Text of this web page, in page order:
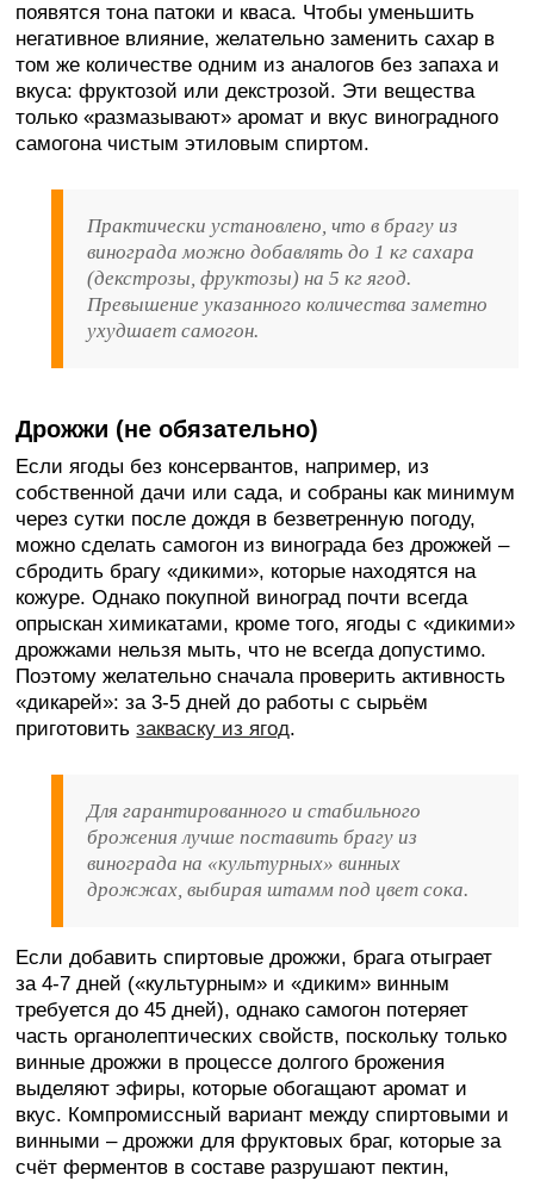
появятся тона патоки и кваса. Чтобы уменьшить
негативное влияние, желательно заменить сахар в
том же количестве одним из аналогов без запаха и
вкуса: фруктозой или декстрозой. Эти вещества
только «размазывают» аромат и вкус виноградного
самогона чистым этиловым спиртом.
Практически установлено, что в брагу из
винограда можно добавлять до 1 кг сахара
(декстрозы, фруктозы) на 5 кг ягод.
Превышение указанного количества заметно
ухудшает самогон.
Дрожжи (не обязательно)
Если ягоды без консервантов, например, из
собственной дачи или сада, и собраны как минимум
через сутки после дождя в безветренную погоду,
можно сделать самогон из винограда без дрожжей –
сбродить брагу «дикими», которые находятся на
кожуре. Однако покупной виноград почти всегда
опрыскан химикатами, кроме того, ягоды с «дикими»
дрожжами нельзя мыть, что не всегда допустимо.
Поэтому желательно сначала проверить активность
«дикарей»: за 3-5 дней до работы с сырьём
приготовитьзакваску из ягод.
Для гарантированного и стабильного
брожения лучше поставить брагу из
винограда на «культурных» винных
дрожжах, выбирая штамм под цвет сока.
Если добавить спиртовые дрожжи, брага отыграет
за 4-7 дней («культурным» и «диким» винным
требуется до 45 дней), однако самогон потеряет
часть органолептических свойств, поскольку только
винные дрожжи в процессе долгого брожения
выделяют эфиры, которые обогащают аромат и
вкус. Компромиссный вариант между спиртовыми и
винными – дрожжи для фруктовых браг, которые за
счёт ферментов в составе разрушают пектин,